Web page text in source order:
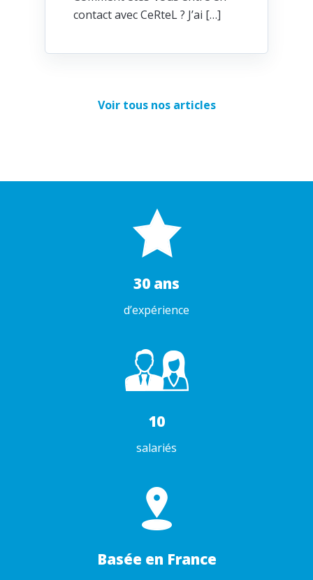
contact avec CeRteL ? J’ai […]
Voir tous nos articles
30 ans
d’expérience
10
salariés
Basée en France